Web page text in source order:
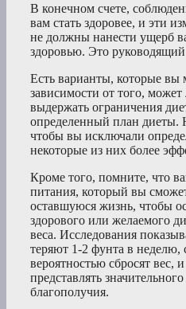
В конечном счете,
вам стать здоровее, и эти
не должны нанести ущерб
здоровью. Это
Есть варианты, которые вы
зависимости от того,
выдержать ограничения
определенный план диеты.
чтобы вы исключали
некоторые из них более
Кроме того, помните, что
питания, который вы
оставшуюся жизнь, чтобы
здорового или желаемого
веса. Исследования
теряют 1-2 фунта в неделю,
вероятностью сбросят вес,
представлять
благополучия.